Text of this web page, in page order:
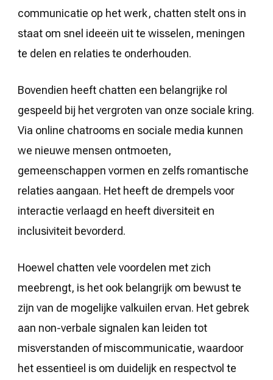
communicatie op het werk, chatten stelt ons in
staat om snel ideeën uit te wisselen, meningen
te delen en relaties te onderhouden.
Bovendien heeft chatten een belangrijke rol
gespeeld bij het vergroten van onze sociale kring.
Via online chatrooms en sociale media kunnen
we nieuwe mensen ontmoeten,
gemeenschappen vormen en zelfs romantische
relaties aangaan. Het heeft de drempels voor
interactie verlaagd en heeft diversiteit en
inclusiviteit bevorderd.
Hoewel chatten vele voordelen met zich
meebrengt, is het ook belangrijk om bewust te
zijn van de mogelijke valkuilen ervan. Het gebrek
aan non-verbale signalen kan leiden tot
misverstanden of miscommunicatie, waardoor
het essentieel is om duidelijk en respectvol te